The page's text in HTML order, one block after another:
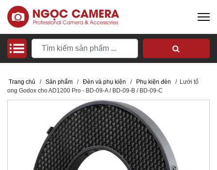
Trang chủ / Sản phẩm / Đèn và phụ kiện / Phụ kiện đèn / Lưới tổ
ong Godox cho AD1200 Pro - BD-09-A / BD-09-B / BD-09-C